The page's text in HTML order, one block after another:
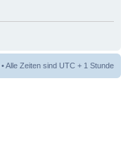
• Alle Zeiten sind UTC + 1 Stunde